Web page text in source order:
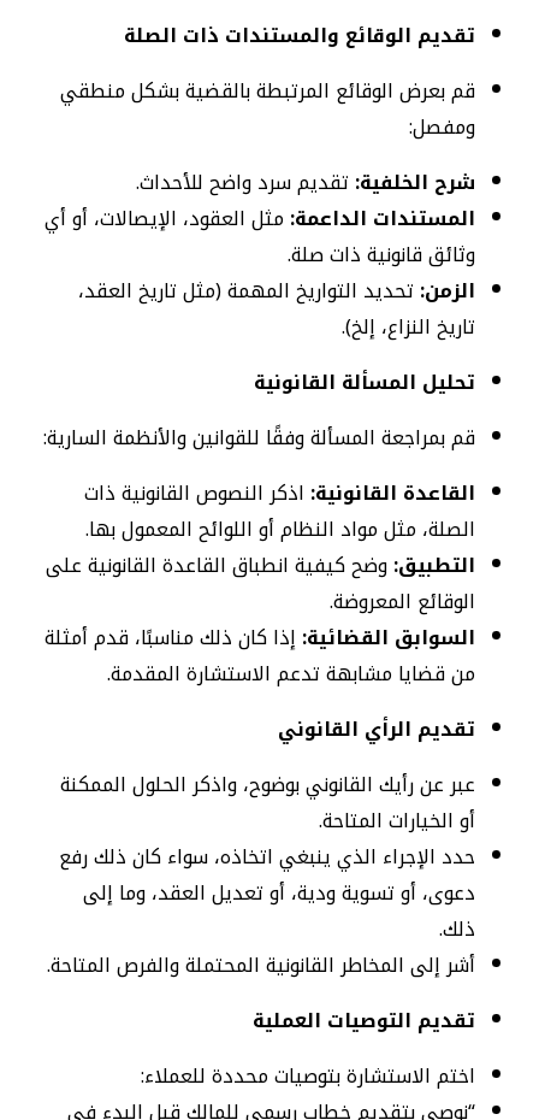
تقديم الوقائع والمستندات ذات الصلة
قم بعرض الوقائع المرتبطة بالقضية بشكل منطقي
ومفصل:
شرح الخلفية: تقديم سرد واضح للأحداث.
المستندات الداعمة: مثل العقود، الإيصالات، أو أي
وثائق قانونية ذات صلة.
الزمن: تحديد التواريخ المهمة (مثل تاريخ العقد،
تاريخ النزاع، إلخ).
تحليل المسألة القانونية
قم بمراجعة المسألة وفقًا للقوانين والأنظمة السارية:
القاعدة القانونية: اذكر النصوص القانونية ذات
الصلة، مثل مواد النظام أو اللوائح المعمول بها.
التطبيق:وضح كيفية انطباق القاعدة القانونية على
الوقائع المعروضة.
السوابق القضائية: إذا كان ذلك مناسبًا، قدم أمثلة
من قضايا مشابهة تدعم الاستشارة المقدمة.
تقديم الرأي القانوني
عبر عن رأيك القانوني بوضوح، واذكر الحلول الممكنة
أو الخيارات المتاحة.
حدد الإجراء الذي ينبغي اتخاذه، سواء كان ذلك رفع
دعوى، أو تسوية ودية، أو تعديل العقد، وما إلى
ذلك.
أشر إلى المخاطر القانونية المحتملة والفرص المتاحة.
تقديم التوصيات العملية
اختم الاستشارة بتوصيات محددة للعملاء:
“نوصي بتقديم خطاب رسمي للمالك قبل البدء في